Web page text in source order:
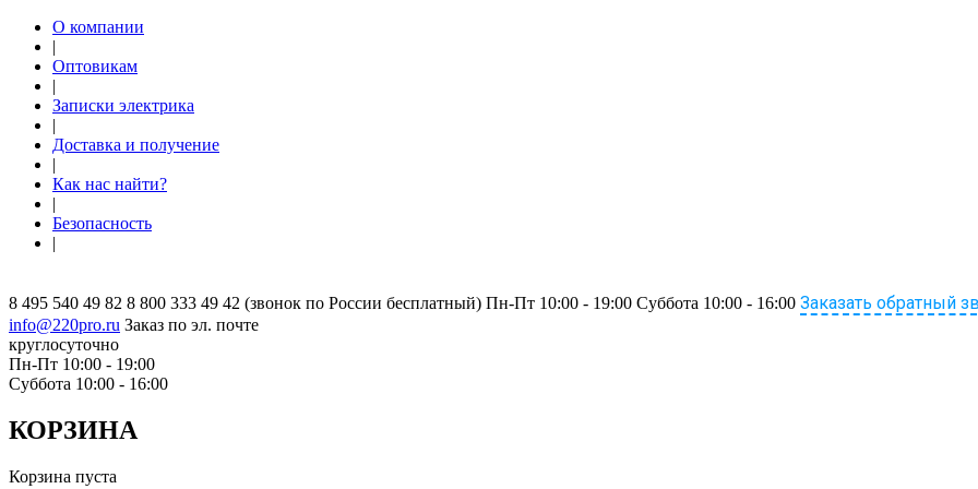
О компании
|
Оптовикам
|
Записки электрика
|
Доставка и получение
|
Как нас найти?
|
Безопасность
|
8 495 540 49 82 8 800 333 49 42 (звонок по России бесплатный) Пн-Пт 10:00 - 19:00 Суббота 10:00 - 16:00 Заказать обратный
info@220pro.ru Заказ по эл. почте
круглосуточно
Пн-Пт 10:00 - 19:00
Суббота 10:00 - 16:00
КОРЗИНА
Корзина пуста